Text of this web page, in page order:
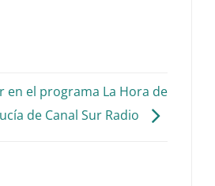
en el programa La Hora de
de Canal Sur Radio